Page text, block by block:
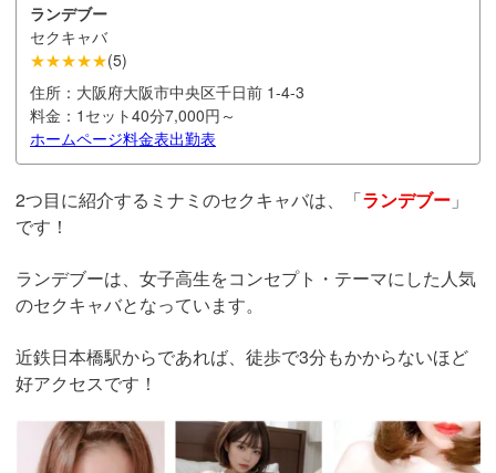
ランデブー
セクキャバ
★★★★★(5)
住所： 大阪府大阪市中央区千日前 1-4-3
料金： 1セット40分7,000円～
ホームページ料金表出勤表
2つ目に紹介するミナミのセクキャバは、「ランデブー 」
です！
ランデブーは、女子高生をコンセプト・テーマにした人気
のセクキャバとなっています。
近鉄日本橋駅からであれば、徒歩で3分もかからないほど
好アクセスです！